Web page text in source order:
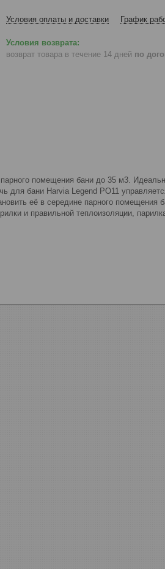
Условия оплаты и доставки График
возврат товара в течение 14 дней по
помещения бани до 35 м3.
для бани Harvia Legend PO11
её в середине парного помещения
и правильной теплоизоляции,